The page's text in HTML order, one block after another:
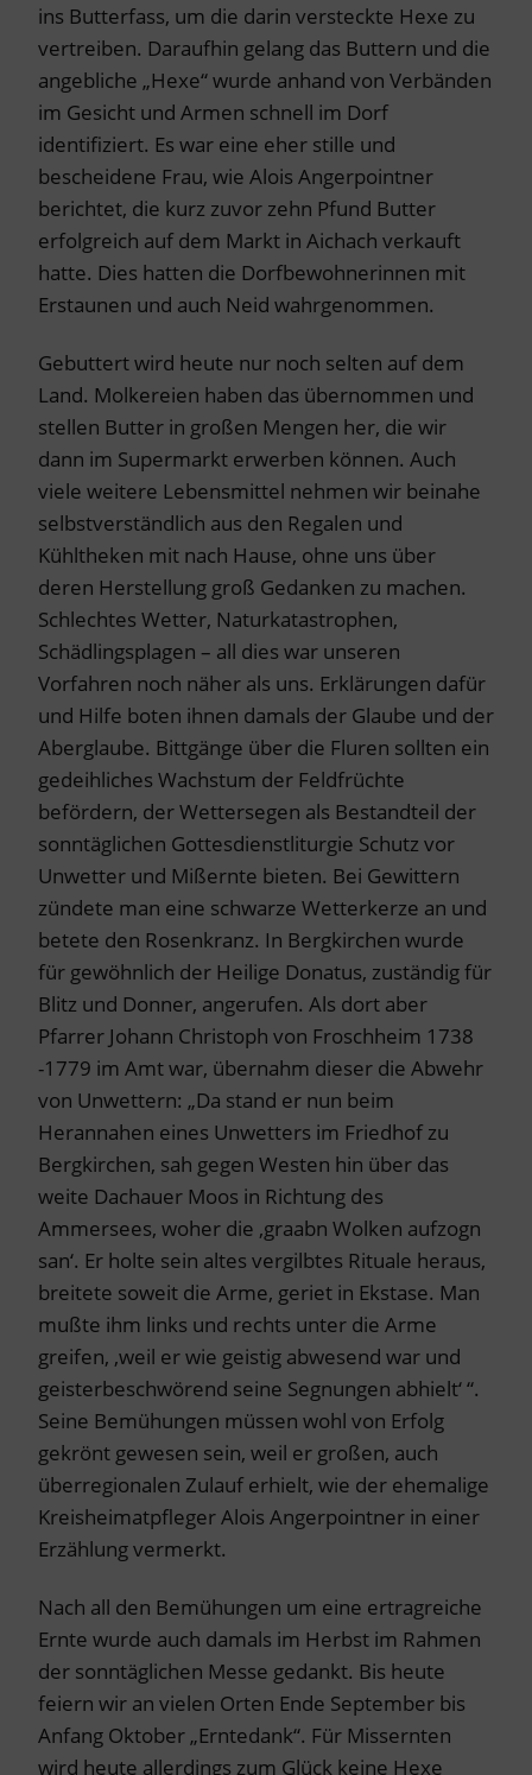
ins Butterfass, um die darin versteckte Hexe zu
vertreiben. Daraufhin gelang das Buttern und die
angebliche „Hexe“ wurde anhand von Verbänden
im Gesicht und Armen schnell im Dorf
identifiziert. Es war eine eher stille und
bescheidene Frau, wie Alois Angerpointner
berichtet, die kurz zuvor zehn Pfund Butter
erfolgreich auf dem Markt in Aichach verkauft
hatte. Dies hatten die Dorfbewohnerinnen mit
Erstaunen und auch Neid wahrgenommen.
Gebuttert wird heute nur noch selten auf dem
Land. Molkereien haben das übernommen und
stellen Butter in großen Mengen her, die wir
dann im Supermarkt erwerben können. Auch
viele weitere Lebensmittel nehmen wir beinahe
selbstverständlich aus den Regalen und
Kühltheken mit nach Hause, ohne uns über
deren Herstellung groß Gedanken zu machen.
Schlechtes Wetter, Naturkatastrophen,
Schädlingsplagen – all dies war unseren
Vorfahren noch näher als uns. Erklärungen dafür
und Hilfe boten ihnen damals der Glaube und der
Aberglaube. Bittgänge über die Fluren sollten ein
gedeihliches Wachstum der Feldfrüchte
befördern, der Wettersegen als Bestandteil der
sonntäglichen Gottesdienstliturgie Schutz vor
Unwetter und Mißernte bieten. Bei Gewittern
zündete man eine schwarze Wetterkerze an und
betete den Rosenkranz. In Bergkirchen wurde
für gewöhnlich der Heilige Donatus, zuständig für
Blitz und Donner, angerufen. Als dort aber
Pfarrer Johann Christoph von Froschheim 1738
-1779 im Amt war, übernahm dieser die Abwehr
von Unwettern: „Da stand er nun beim
Herannahen eines Unwetters im Friedhof zu
Bergkirchen, sah gegen Westen hin über das
weite Dachauer Moos in Richtung des
Ammersees, woher die ‚graabn Wolken aufzogn
san‘. Er holte sein altes vergilbtes Rituale heraus,
breitete soweit die Arme, geriet in Ekstase. Man
mußte ihm links und rechts unter die Arme
greifen, ‚weil er wie geistig abwesend war und
geisterbeschwörend seine Segnungen abhielt‘ “.
Seine Bemühungen müssen wohl von Erfolg
gekrönt gewesen sein, weil er großen, auch
überregionalen Zulauf erhielt, wie der ehemalige
Kreisheimatpfleger Alois Angerpointner in einer
Erzählung vermerkt.
Nach all den Bemühungen um eine ertragreiche
Ernte wurde auch damals im Herbst im Rahmen
der sonntäglichen Messe gedankt. Bis heute
feiern wir an vielen Orten Ende September bis
Anfang Oktober „Erntedank“. Für Missernten
wird heute allerdings zum Glück keine Hexe